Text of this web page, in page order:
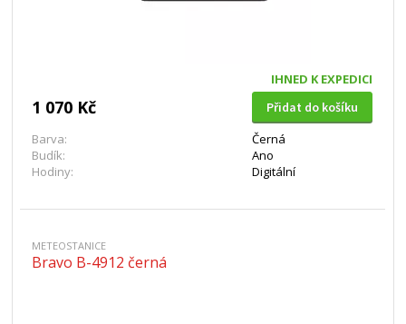
IHNED K EXPEDICI
1 070 Kč
Přidat do košíku
Barva:
Černá
Budík:
Ano
Hodiny:
Digitální
METEOSTANICE
Bravo B-4912 černá